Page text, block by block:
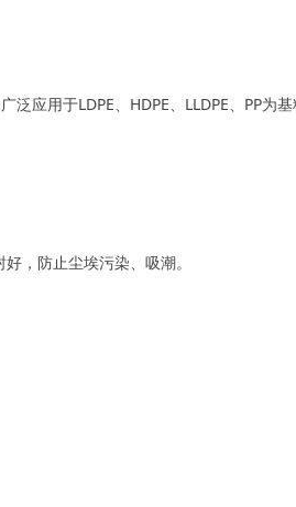
应用于LDPE、HDPE、LLDPE、PP为
，防止尘埃污染、吸潮。